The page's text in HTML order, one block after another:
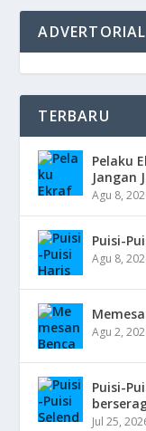
ADVERTORIAL
TERBARU
Pelaku
Jangan
Agu 8,
Puisi-
Agu 8,
Agu 2,
Puisi-
Jul 25,